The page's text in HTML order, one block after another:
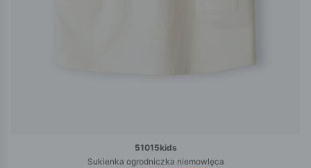
51015kids
Sukienka ogrodniczka niemowlęca